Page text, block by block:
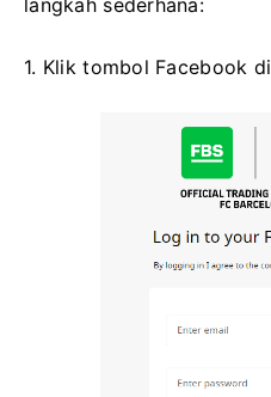
1. Klik tombol Facebook di